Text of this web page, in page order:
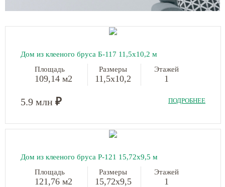
Дом из клееного бруса Б-117 11,5х10,2 м
Площадь
109,14 м2
Размеры
11,5х10,2
Этажей
1
5.9 млн ₽ ПОДРОБНЕЕ
Дом из клееного бруса Р-121 15,72х9,5 м
Площадь
121,76 м2
Размеры
15,72х9,5
Этажей
1